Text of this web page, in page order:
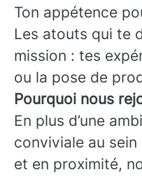
Ton appétence
Les atouts qui te
mission : tes
ou la pose de
Pourquoi nous
En plus d’une
conviviale au sein
et en proximité,